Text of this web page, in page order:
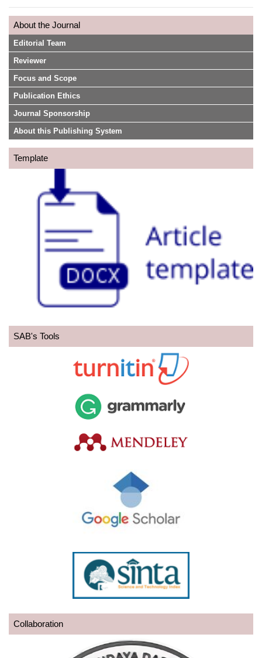
About the Journal
Editorial Team
Reviewer
Focus and Scope
Publication Ethics
Journal Sponsorship
About this Publishing System
Template
SAB's Tools
Collaboration